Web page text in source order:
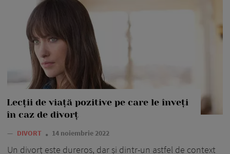
Lecții de viață pozitive pe care le înveți
în caz de divorț
— DIVORT 14 noiembrie 2022
Un divorț este dureros, dar și dintr-un astfel de context